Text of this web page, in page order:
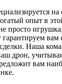
на
опыт в
просто
Наша
дрон,
вам